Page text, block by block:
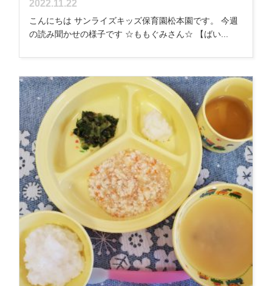
2022.11.22
こんにちは サンライズキッズ保育園松本園です。 今週
の読み聞かせの様子です ☆ももぐみさん☆ 【ばい...